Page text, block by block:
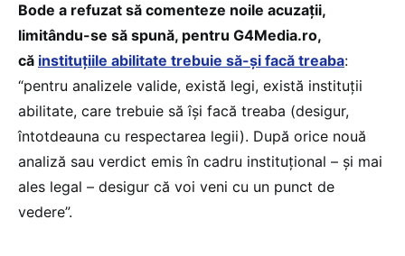
Bode a refuzat să comenteze noile acuzații,
limitându-se să spună, pentru G4Media.ro,
că instituțiile abilitate trebuie să-și facă treaba:
“pentru analizele valide, există legi, există instituții
abilitate, care trebuie să își facă treaba (desigur,
întotdeauna cu respectarea legii). După orice nouă
analiză sau verdict emis în cadru instituțional – și mai
ales legal – desigur că voi veni cu un punct de
vedere”.